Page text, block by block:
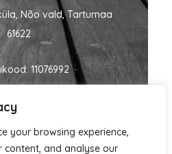
your browsing experience,
content, and analyse our
Nõo vald, Tartumaa
61622
11076992
EE101060635
+372 5455 1700